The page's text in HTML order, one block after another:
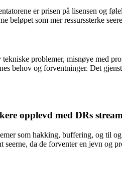
er prisen på lisensen og
beløpet som mer ressurssterke
tekniske problemer, misnøye med
behov og forventninger. Det
opplevd med DRs
som hakking, buffering, og til
da de forventer en jevn og